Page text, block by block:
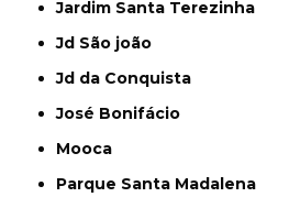
Jardim Santa Terezinha
Jd São joão
Jd da Conquista
José Bonifácio
Mooca
Parque Santa Madalena